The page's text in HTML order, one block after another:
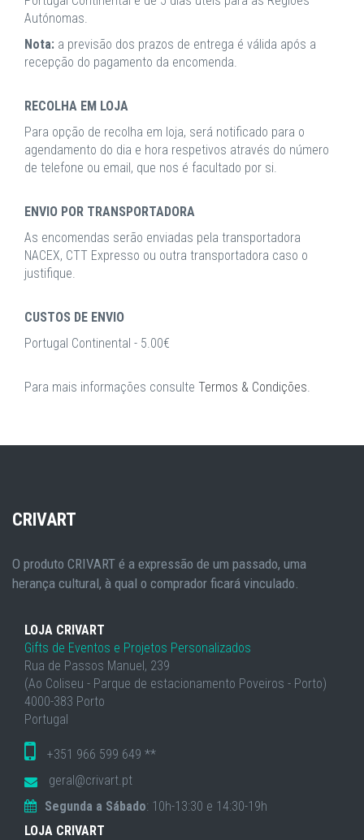
Autónomas.
Nota: a previsão dos prazos de entrega é válida após a
recepção do pagamento da encomenda.
RECOLHA EM LOJA
Para opção de recolha em loja, será notificado para o
agendamento do dia e hora respetivos através do número
de telefone ou email, que nos é facultado por si.
ENVIO POR TRANSPORTADORA
As encomendas serão enviadas pela transportadora
NACEX, CTT Expresso ou outra transportadora caso o
justifique.
CUSTOS DE ENVIO
Portugal Continental - 5.00€
Para mais informações consulte Termos & Condições.
CRIVART
O produto CRIVART é a expressão de um passado, uma
herança cultural, à qual o comprador ficará vinculado.
LOJA CRIVART
Gifts de Eventos e Projetos Personalizados
Rua de Passos Manuel, 239
(Ao Coliseu - Parque de estacionamento Poveiros - Porto)
4000-383 Porto
Portugal
+351 966 599 649 **
geral@crivart.pt
Segunda a Sábado: 10h-13:30 e 14:30-19h
LOJA CRIVART